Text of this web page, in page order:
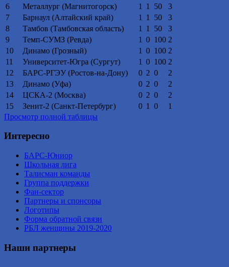
6
Металлург (Магнитогорск) 1 1 50
3
7
Барнаул (Алтайский край) 1 1 50
3
8
Тамбов (Тамбовская область) 1 1 50
3
9
Темп-СУМЗ (Ревда) 1 0 100 2
10
Динамо (Грозный) 1 0 100 2
11
Университет-Югра (Сургут) 1 0 100 2
12
БАРС-РГЭУ (Ростов-на-Дону) 0 2 0
2
13
Динамо (Уфа) 0 2 0
2
14
ЦСКА-2 (Москва) 0 2 0
2
15
Зенит-2 (Санкт-Петербург) 0 1 0
1
Просмотр полной таблицы
Интересно
БАРС-Юниор
Школьная лига
Талисман команды
Группа поддержки
Фан-сектор
Партнеры и спонсоры
Логотипы
Форма обратной связи
РБЛ женщины 2019-2020
Наши партнеры